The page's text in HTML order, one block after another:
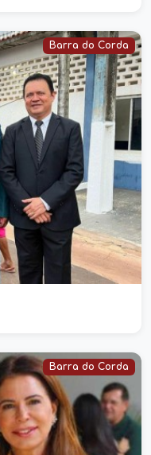
Barra do Corda
Cunha
de
5° BPM, em
Barra do Corda